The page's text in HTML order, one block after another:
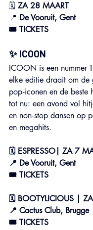
🗓 ZA 28 MAART
📍 De Vooruit, Gent
🎟️ TICKETS
✨ ICOON
ICOON is een nummer
elke editie draait om de
pop‑iconen en de beste
tot nu: een avond vol
en non‑stop dansen op
en megahits.
🗓 ESPRESSO| ZA 7
📍 De Vooruit, Gent
🎟️ TICKETS
🗓 BOOTYLICIOUS | ZA
📍 Cactus Club, Brugge
🎟️ TICKETS